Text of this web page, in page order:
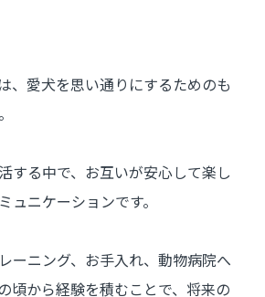
、愛犬を思い通りにするためのも
する中で、お互いが安心して楽し
ュニケーションです。
ーニング、お手入れ、動物病院へ
頃から経験を積むことで、将来の